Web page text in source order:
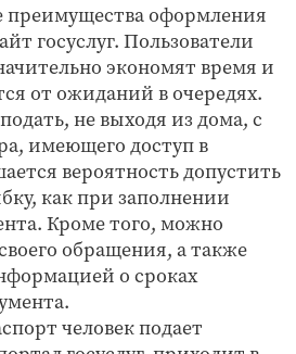
оформления
госуслуг. Пользователи
экономят время и
от ожиданий в очередях.
не выходя из дома, с
имеющего доступ в
вероятность допустить
как при заполнении
Кроме того, можно
обращения, а также
о сроках
человек подает